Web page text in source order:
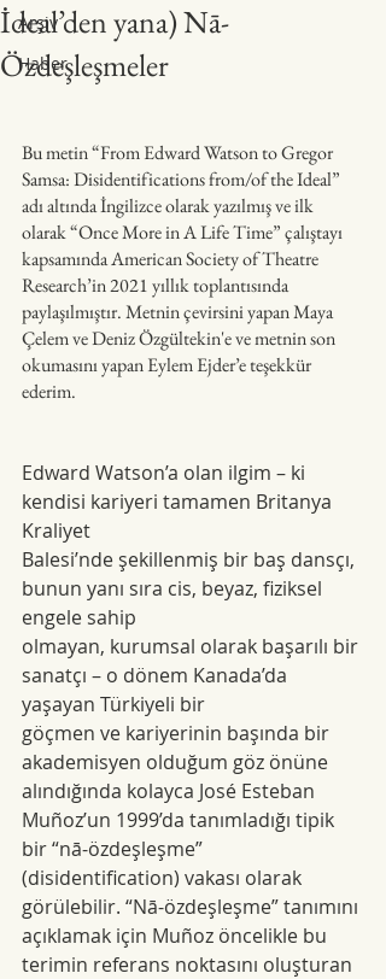
Arşiv
Haber
İdeal’den yana) Nā-
Özdeşleşmeler
Bu metin “From Edward Watson to Gregor
Samsa: Disidentifications from/of the Ideal”
adı altında İngilizce olarak yazılmış ve ilk
olarak “Once More in A Life Time” çalıştayı
kapsamında American Society of Theatre
Research’in 2021 yıllık toplantısında
paylaşılmıştır. Metnin çevirsini yapan Maya
Çelem ve Deniz Özgültekin'e ve metnin son
okumasını yapan Eylem Ejder’e teşekkür
ederim.
Edward Watson’a olan ilgim – ki
kendisi kariyeri tamamen Britanya
Kraliyet
Balesi’nde şekillenmiş bir baş dansçı,
bunun yanı sıra cis, beyaz, fiziksel
engele sahip
olmayan, kurumsal olarak başarılı bir
sanatçı – o dönem Kanada’da
yaşayan Türkiyeli bir
göçmen ve kariyerinin başında bir
akademisyen olduğum göz önüne
alındığında kolayca José Esteban
Muñoz’un 1999’da tanımladığı tipik
bir “nā-özdeşleşme”
(disidentification) vakası olarak
görülebilir. “Nā-özdeşleşme” tanımını
açıklamak için Muñoz öncelikle bu
terimin referans noktasını oluşturan